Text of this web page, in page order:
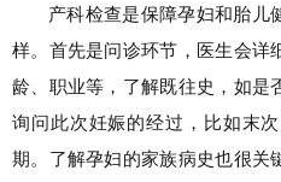
产科检查是保障孕妇和胎儿
样。首先是问诊环节，医生会详
龄、职业等，了解既往史，如是
询问此次妊娠的经过，比如末
期。了解孕妇的家族病史也很关